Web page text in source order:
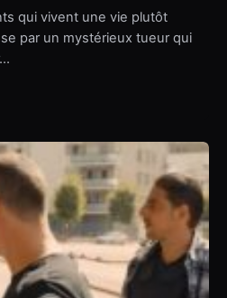
qui vivent une vie plutôt
par un mystérieux tueur qui